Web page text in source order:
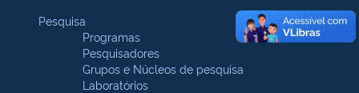
Pesquisa
Programas
Pesquisadores
Grupos e Núcleos de pesquisa
Laboratórios